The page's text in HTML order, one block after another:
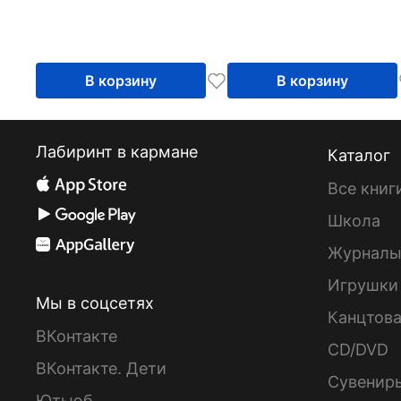
В корзину В корзину
Лабиринт в кармане
Мы в соцсетях
ВКонтакте
ВКонтакте. Дети
Каталог
Все
Школа
Журналы
Игрушки
CD/DVD